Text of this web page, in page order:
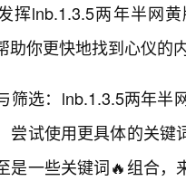
挥lnb.1.3.5两年半网
助你更快地找到心仪的
筛选：lnb.1.3.5两年半
尝试使用更具体的关
是一些关键词🔥组合